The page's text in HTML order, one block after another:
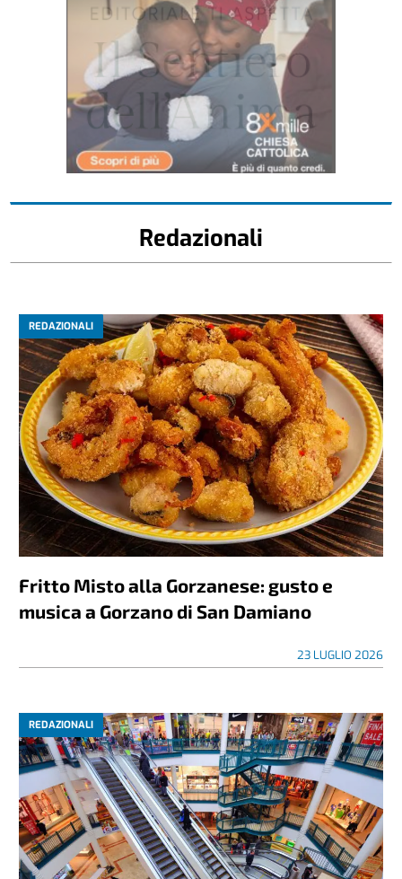
Redazionali
REDAZIONALI
Fritto Misto alla Gorzanese: gusto e
musica a Gorzano di San Damiano
23 LUGLIO 2026
REDAZIONALI